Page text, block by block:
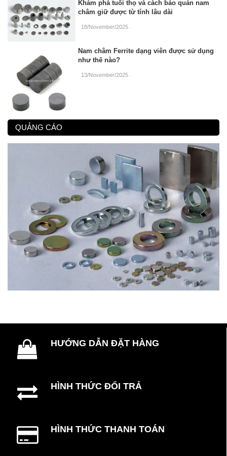
Khám phá tuổi thọ và cách bảo quản nam
châm giữ được từ tính lâu dài
18/November/2025
Nam châm Ferrite dạng viên được sử dụng
như thế nào?
13/November/2025
QUẢNG CÁO
HƯỚNG DẪN ĐẶT HÀNG
HÌNH THỨC ĐỔI TRẢ
HÌNH THỨC THANH TOÁN